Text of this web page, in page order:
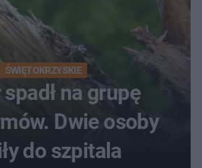
ŚWIĘTOKRZYSKIE
na grupę
Dwie osoby
do szpitala